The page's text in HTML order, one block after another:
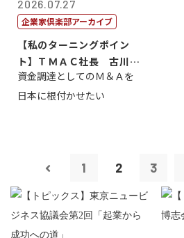
2026.07.27
企業家倶楽部アーカイブ
【私のターニングポイン
ト】ＴＭＡＣ社長 古川英
一
資金調達としてのＭ＆Ａを
日本に根付かせたい
1 2 3